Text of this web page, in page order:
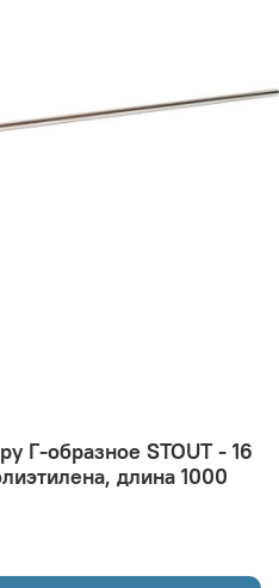
Г-образное STOUT - 16
длина 1000